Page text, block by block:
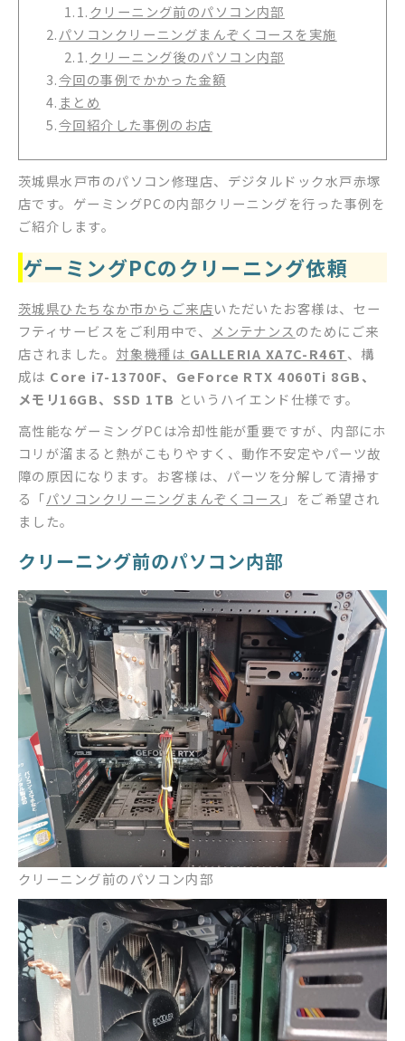
1.1.クリーニング前のパソコン内部
2.パソコンクリーニングまんぞくコースを実施
2.1.クリーニング後のパソコン内部
3.今回の事例でかかった金額
4. まとめ
5.今回紹介した事例のお店
茨城県水戸市のパソコン修理店、デジタルドック水戸赤塚
店です。ゲーミングPCの内部クリーニングを行った事例を
ご紹介します。
ゲーミングPCのクリーニング依頼
茨城県ひたちなか市からご来店いただいたお客様は、セー
フティサービスをご利用中で、 メンテナンスのためにご来
店されました。 対象機種は GALLERIA XA7C-R46T、構
成は Core i7-13700F、GeForce RTX 4060Ti 8GB、
メモリ16GB、SSD 1TB というハイエンド仕様です。
高性能なゲーミングPCは冷却性能が重要ですが、内部にホ
コリが溜まると熱がこもりやすく、動作不安定やパーツ故
障の原因になります。お客様は、パーツを分解して清掃す
る「パソコンクリーニングまんぞくコース 」をご希望され
ました。
クリーニング前のパソコン内部
クリーニング前のパソコン内部